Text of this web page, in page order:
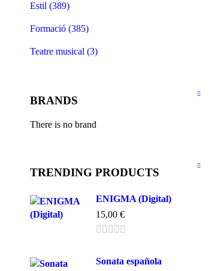
Estil (389)
Formació (385)
Teatre musical (3)
BRANDS
There is no brand
TRENDING PRODUCTS
ENIGMA (Digital)
15,00 €
Sonata española